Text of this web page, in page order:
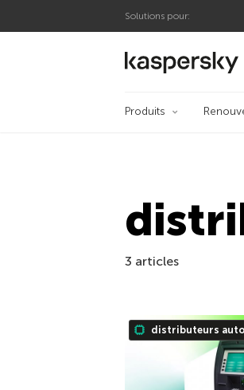
Solutions pour:
Produits
3 articles
distributeurs